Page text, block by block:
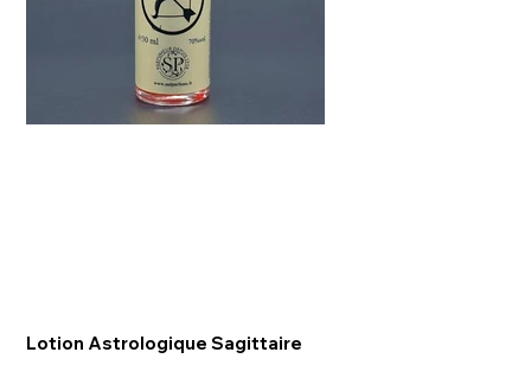
Lotion Astrologique Sagittaire